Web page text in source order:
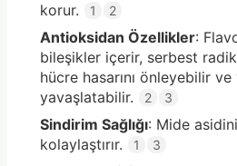
korur.
1 2
Antioksidan Özellikler:
bileşikler içerir, serbest
hücre hasarını önleyebilir ve
yavaşlatabilir.
2 3
Sindirim Sağlığı: Mide
kolaylaştırır.
1 3